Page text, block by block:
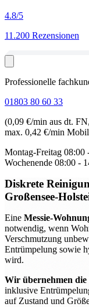
4.8/5
11.200 Rezensionen
Professionelle
01803 80 60 33
(0,09 €/min aus dt. FN,
max. 0,42 €/min
Montag-Freitag 08:00
Wochenende 08:00 -
Diskrete
Großensee-
Eine Messie-
notwendig, wenn
Verschmutzung
Entrümpelung sowie
wird.
Wir übernehmen die
inklusive
auf Zustand und